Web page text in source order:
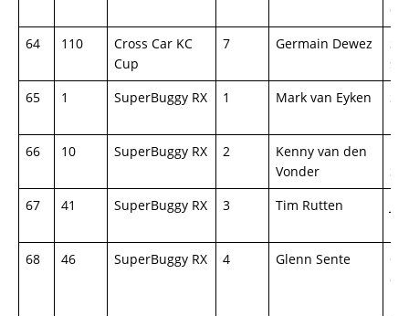
64
110
Cross Car KC
Cup
7 Germain Dewez
65
1 SuperBuggy RX 1 Mark van Eyken
66
10 SuperBuggy RX 2
Kenny van den
Vonder
67
41 SuperBuggy RX 3 Tim Rutten
68
46 SuperBuggy RX 4 Glenn Sente